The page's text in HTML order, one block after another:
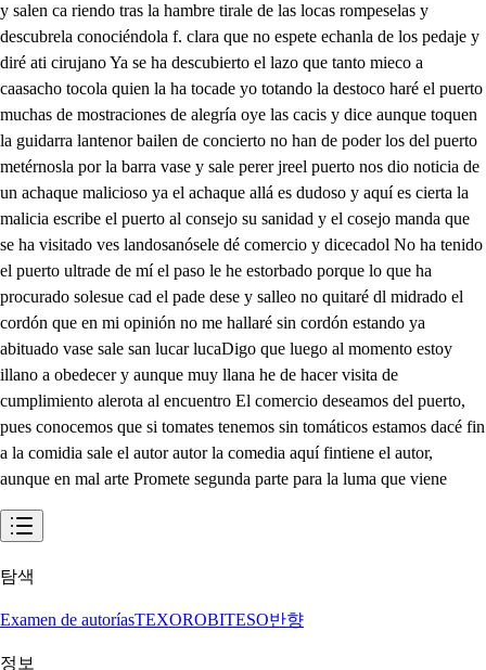
y salen ca riendo tras la hambre tirale de las locas rompeselas y
descubrela conociéndola f. clara que no espete echanla de los pedaje y
diré ati cirujano Ya se ha descubierto el lazo que tanto mieco a
caasacho tocola quien la ha tocade yo totando la destoco haré el puerto
muchas de mostraciones de alegría oye las cacis y dice aunque toquen
la guidarra lantenor bailen de concierto no han de poder los del puerto
metérnosla por la barra vase y sale perer jreel puerto nos dio noticia de
un achaque malicioso ya el achaque allá es dudoso y aquí es cierta la
malicia escribe el puerto al consejo su sanidad y el cosejo manda que
se ha visitado ves landosanósele dé comercio y dicecadol No ha tenido
el puerto ultrade de mí el paso le he estorbado porque lo que ha
procurado solesue cad el pade dese y salleo no quitaré dl midrado el
cordón que en mi opinión no me hallaré sin cordón estando ya
abituado vase sale san lucar lucaDigo que luego al momento estoy
illano a obedecer y aunque muy llana he de hacer visita de
cumplimiento alerota al encuentro El comercio deseamos del puerto,
pues conocemos que si tomates tenemos sin tomáticos estamos dacé fin
a la comidia sale el autor autor la comedia aquí fintiene el autor,
aunque en mal arte Promete segunda parte para la luma que viene
탐색
Examen de autoríasTEXOROBITESO반향
정보